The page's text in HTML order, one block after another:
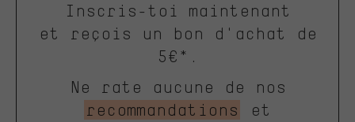
Inscris-toi maintenant
et reçois un bon d'achat de
5€*.
Ne rate aucune de nos
recommandations
et